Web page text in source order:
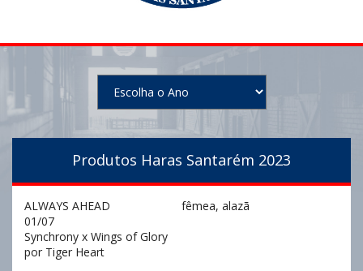
Produtos Haras Santarém 2023
ALWAYS AHEAD
fêmea, alazã
01/07
Synchrony x Wings of Glory
por Tiger Heart